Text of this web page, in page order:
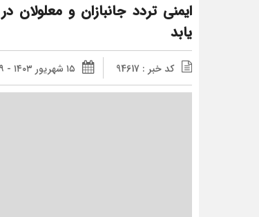
ایمنی تردد جانبازان و
یابد
کد خبر : 94617 ۱۵ شهریور ۱۴۰۳ - ۱۸:۲۹